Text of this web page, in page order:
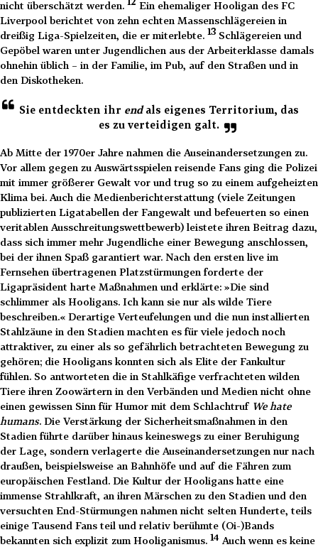
nicht überschätzt werden.
Ein ehemaliger Hooligan des FC
Liverpool berichtet von zehn echten Massenschlägereien in
dreißig Liga-Spielzeiten, die er miterlebte. 13 Schlägereien und
Gepöbel waren unter Jugendlichen aus der Arbeiterklasse damals
ohnehin üblich – in der Familie, im Pub, auf den Straßen und in
den Diskotheken.
Sie entdeckten ihr endals eigenes Territorium, das
es zu verteidigen galt.
Ab Mitte der 1970er Jahre nahmen die Auseinandersetzungen zu.
Vor allem gegen zu Auswärtsspielen reisende Fans ging die Polizei
mit immer größerer Gewalt vor und trug so zu einem aufgeheizten
Klima bei. Auch die Medienberichterstattung (viele Zeitungen
publizierten Ligatabellen der Fangewalt und befeuerten so einen
veritablen Ausschreitungswettbewerb) leistete ihren Beitrag dazu,
dass sich immer mehr Jugendliche einer Bewegung anschlossen,
bei der ihnen Spaß garantiert war. Nach den ersten live im
Fernsehen übertragenen Platzstürmungen forderte der
Ligapräsident harte Maßnahmen und erklärte: »Die sind
schlimmer als Hooligans. Ich kann sie nur als wilde Tiere
beschreiben.« Derartige Verteufelungen und die nun installierten
Stahlzäune in den Stadien machten es für viele jedoch noch
attraktiver, zu einer als so gefährlich betrachteten Bewegung zu
gehören; die Hooligans konnten sich als Elite der Fankultur
fühlen. So antworteten die in Stahlkäfige verfrachteten wilden
Tiere ihren Zoowärtern in den Verbänden und Medien nicht ohne
einen gewissen Sinn für Humor mit dem Schlachtruf We hate
humans. Die Verstärkung der Sicherheitsmaßnahmen in den
Stadien führte darüber hinaus keineswegs zu einer Beruhigung
der Lage, sondern verlagerte die Auseinandersetzungen nur nach
draußen, beispielsweise an Bahnhöfe und auf die Fähren zum
europäischen Festland. Die Kultur der Hooligans hatte eine
immense Strahlkraft, an ihren Märschen zu den Stadien und den
versuchten End-Stürmungen nahmen nicht selten Hunderte, teils
einige Tausend Fans teil und relativ berühmte (Oi-)Bands
bekannten sich explizit zum Hooliganismus. 14 Auch wenn es keine